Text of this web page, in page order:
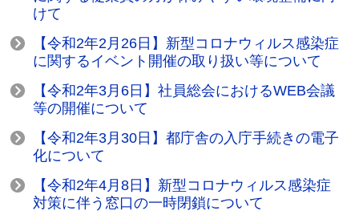
けて
【令和2年2月26日】新型コロナウィルス感染症
に関するイベント開催の取り扱い等について
【令和2年3月6日】社員総会におけるWEB会議
等の開催について
【令和2年3月30日】都庁舎の入庁手続きの電子
化について
【令和2年4月8日】新型コロナウィルス感染症
対策に伴う窓口の一時閉鎖について